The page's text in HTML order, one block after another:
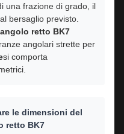
una frazione di grado, il
bersaglio previsto.
retto BK7
angolari strette per
si comporta
le dimensioni del
retto BK7